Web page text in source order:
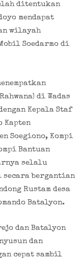
ditentukan
mendapat
wilayah
Soedarmo di
di Wadas
Kepala Staf
Kapten
Soegiono, Kompi
Bantuan
selalu
secara bergantian
Rustam desa
Batalyon.
dan Batalyon
dan
cepat sambil